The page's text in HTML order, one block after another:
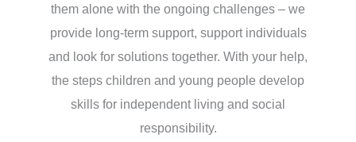
them alone with the ongoing challenges – we
provide long-term support, support individuals
and look for solutions together. With your help,
the steps children and young people develop
skills for independent living and social
responsibility.